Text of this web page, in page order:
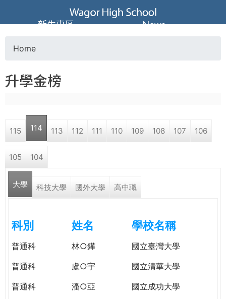
Jump to navigation
葳
格
高
學
格。
o
a
r
e
e
r
e
Home
升學金榜
115 114 113 112 111 110 109 108 107 106
105 104
大學 科技大學 國外大學 高中職
科別 姓名 學校名稱
普通科 林○鏵
國立臺灣大學
普通科
盧○宇
國立清華大學
普通科
潘○亞
國立成功大學
新生專區 News